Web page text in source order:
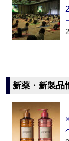
新薬・新製品